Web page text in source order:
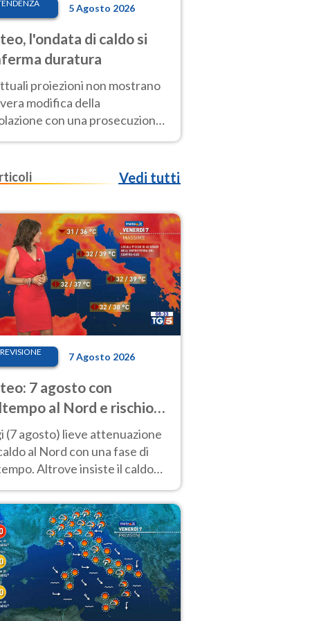
5 Agosto 2026
l'ondata di caldo si
duratura
proiezioni non mostrano
modifica della
con una prosecuzione
fuori scala per molti
Vedi tutti
7 Agosto 2026
7 agosto con
al Nord e rischio
Altrove caldo
(7 agosto) lieve attenuazione
al Nord con una fase di
Altrove insiste il caldo